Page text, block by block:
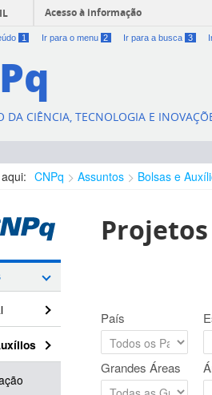
Acesso à informação
1 Ir para o menu 2 Ir para a busca 3
DA CIÊNCIA, TECNOLOGIA E
CNPq Assuntos Bolsas e
País
Grandes Áreas